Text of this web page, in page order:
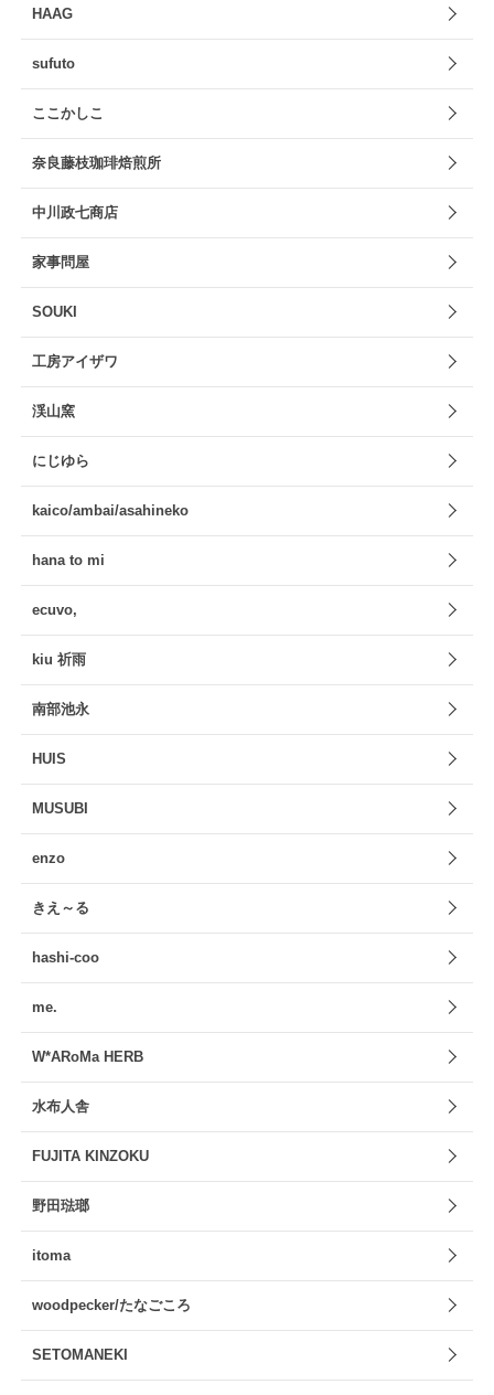
HAAG
sufuto
ここかしこ
奈良藤枝珈琲焙煎所
中川政七商店
家事問屋
SOUKI
工房アイザワ
渓山窯
にじゆら
kaico/ambai/asahineko
hana to mi
ecuvo,
kiu 祈雨
南部池永
HUIS
MUSUBI
enzo
きえ～る
hashi-coo
me.
W*ARoMa HERB
水布人舎
FUJITA KINZOKU
野田琺瑯
itoma
woodpecker/たなごころ
SETOMANEKI